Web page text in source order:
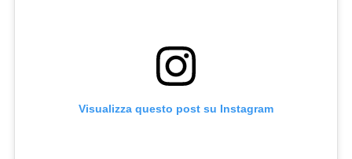
Visualizza questo post su Instagram